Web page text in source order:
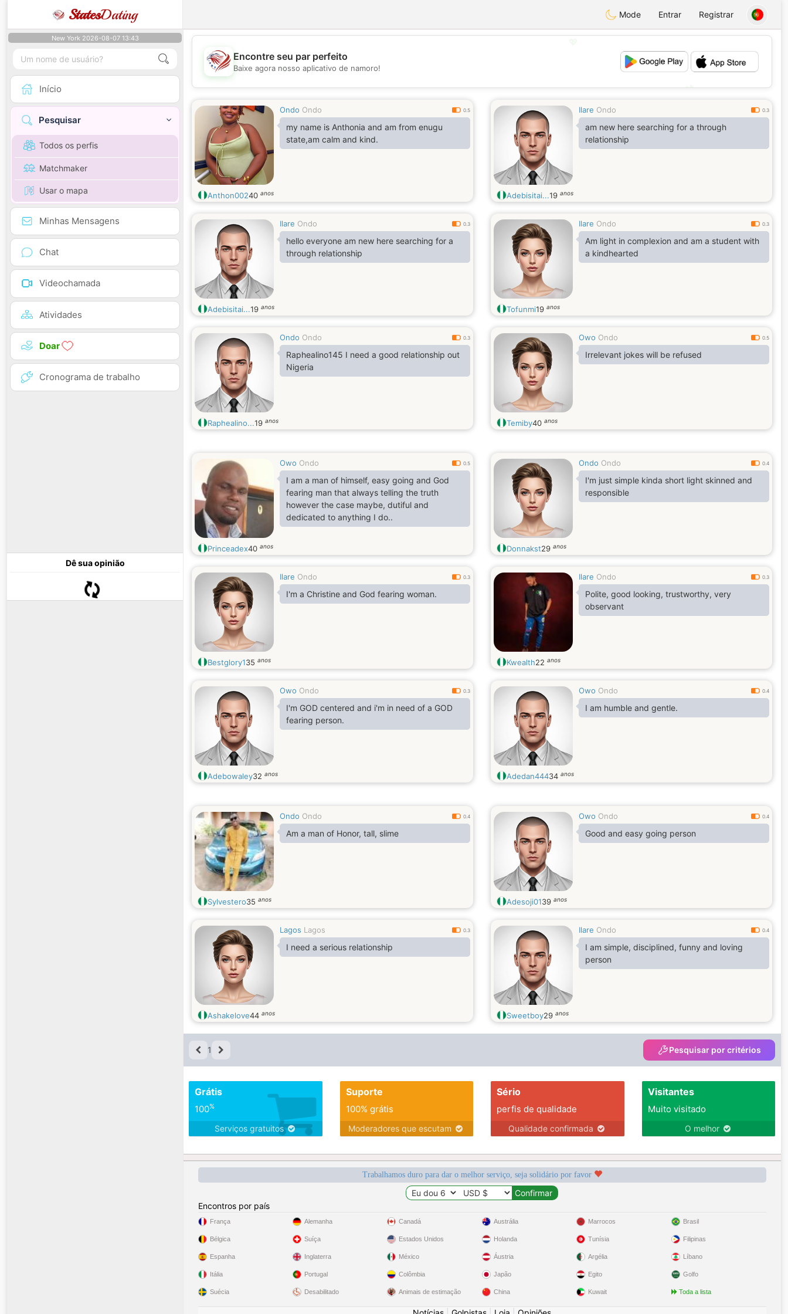
StatesDating Mode Entrar Registrar
New York 2026-08-07 13:43
Início
Pesquisar
Todos os perfis
Matchmaker
Usar o mapa
Minhas Mensagens
Chat
Videochamada
Atividades
Doar
Cronograma de trabalho
Dê sua opinião
💕
Encontre seu par perfeito
Baixe agora nosso aplicativo de namoro!
Ondo Ondo 0.5
my name is Anthonia and am from enugu
state,am calm and kind.
Anthon00240 anos
Ilare Ondo 0.3
am new here searching for a through
relationship
Adebisitai...19 anos
Ilare Ondo 0.3
hello everyone am new here searching for a
through relationship
Adebisitai...19 anos
Ilare Ondo 0.3
Am light in complexion and am a student with
a kindhearted
Tofunmi19 anos
Ondo Ondo 0.3
Raphealino145 I need a good relationship out
Nigeria
Raphealino...19 anos
Owo Ondo 0.5
Irrelevant jokes will be refused
Temiby40 anos
Owo Ondo 0.5
I am a man of himself, easy going and God
fearing man that always telling the truth
however the case maybe, dutiful and
dedicated to anything I do..
Princeadex40 anos
Ondo Ondo 0.4
I'm just simple kinda short light skinned and
responsible
Donnakst29 anos
Ilare Ondo 0.3
I'm a Christine and God fearing woman.
Bestglory135 anos
Ilare Ondo 0.3
Polite, good looking, trustworthy, very
observant
Kwealth22 anos
Owo Ondo 0.3
I'm GOD centered and i'm in need of a GOD
fearing person.
Adebowaley32 anos
Owo Ondo 0.4
I am humble and gentle.
Adedan44434 anos
Ondo Ondo 0.4
Am a man of Honor, tall, slime
Sylvestero35 anos
Owo Ondo 0.4
Good and easy going person
Adesoji0139 anos
Lagos Lagos 0.3
I need a serious relationship
Ashakelove44 anos
Ilare Ondo 0.4
I am simple, disciplined, funny and loving
person
Sweetboy29 anos
1 Pesquisar por critérios
Grátis
100%
Serviços gratuitos
Suporte
100% grátis
Moderadores que escutam
Sério
perfis de qualidade
Qualidade confirmada
Visitantes
Muito visitado
O melhor
Trabalhamos duro para dar o melhor serviço, seja solidário por favor
Encontros por país
França
Bélgica
Espanha
Itália
Suécia
Alemanha
Suíça
Inglaterra
Portugal
Desabilitado
Canadá
Estados Unidos
México
Colômbia
Animais de estimação
Austrália
Holanda
Áustria
Japão
China
Marrocos
Tunísia
Argélia
Egito
Kuwait
Brasil
Filipinas
Líbano
Golfo
Toda a lista